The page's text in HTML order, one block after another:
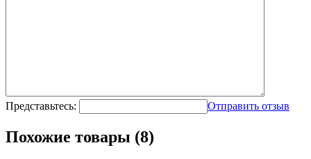
Представьтесь: Отправить отзыв
Похожие товары (8)